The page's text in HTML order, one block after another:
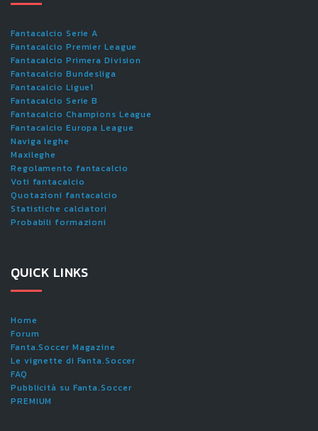
Fantacalcio Serie A
Fantacalcio Premier League
Fantacalcio Primera Division
Fantacalcio Bundesliga
Fantacalcio Ligue1
Fantacalcio Serie B
Fantacalcio Champions League
Fantacalcio Europa League
Naviga leghe
Maxileghe
Regolamento fantacalcio
Voti fantacalcio
Quotazioni fantacalcio
Statistiche calciatori
Probabili formazioni
QUICK LINKS
Home
Forum
Fanta.Soccer Magazine
Le vignette di Fanta.Soccer
FAQ
Pubblicità su Fanta.Soccer
PREMIUM